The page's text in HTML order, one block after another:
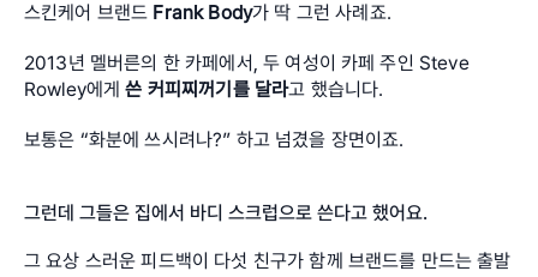
스킨케어 브랜드 Frank Body가 딱 그런 사례죠.
2013년 멜버른의 한 카페에서, 두 여성이 카페 주인 Steve
Rowley에게 쓴 커피찌꺼기를 달라고 했습니다.
보통은 “화분에 쓰시려나?” 하고 넘겼을 장면이죠.
그런데 그들은 집에서 바디 스크럽으로 쓴다고 했어요.
그 요상 스러운 피드백이 다섯 친구가 함께 브랜드를 만드는 출발